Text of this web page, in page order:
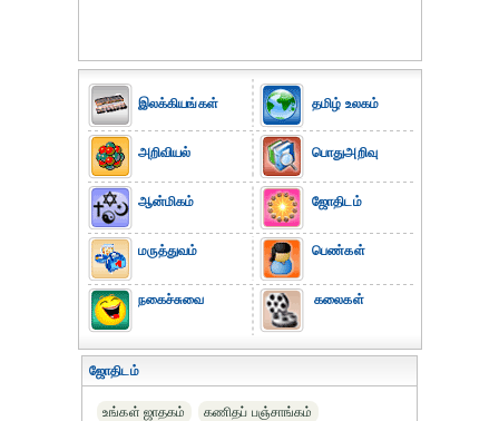
இலக்கியங்கள்
அறிவியல்
ஆன்மிகம்
மருத்துவம்
நகைச்சுவை
தமிழ் உலகம்
பொதுஅறிவு
ஜோதிடம்
பெண்கள்
கலைகள்
ஜோதிடம்
உங்கள் ஜாதகம்
கணிதப் பஞ்சாங்கம்